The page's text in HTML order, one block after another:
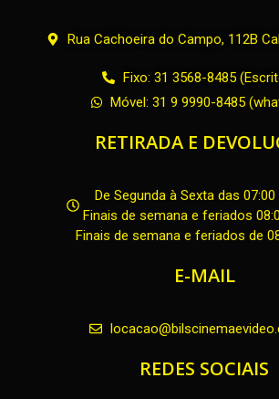
Rua Cachoeira do Campo, 112B
Fixo: 31 3568-8485
Móvel: 31 9 9990-8485
RETIRADA E
De Segunda à Sexta das 07:00
Finais de semana e feriados
Finais de semana e feriados de
E-MAIL
REDES SOCIAIS